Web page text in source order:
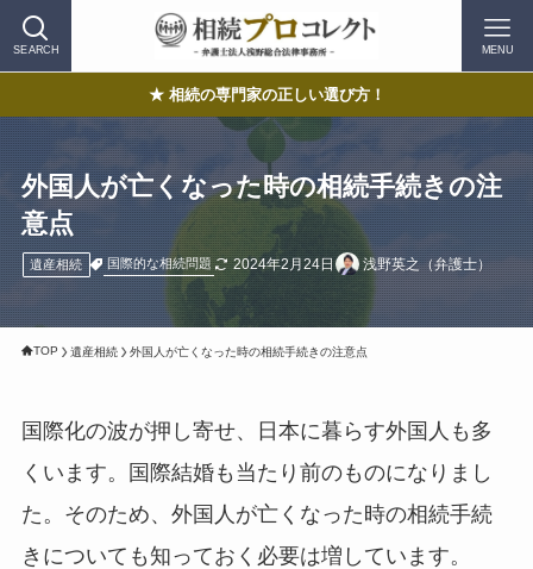
SEARCH MENU
★ 相続の専門家の正しい選び方！
外国人が亡くなった時の相続手続きの注
意点
遺産相続 国際的な相続問題 2024年2月24日 浅野英之（弁護士）
TOP 遺産相続 外国人が亡くなった時の相続手続きの注意点
国際化の波が押し寄せ、日本に暮らす外国人も多
くいます。国際結婚も当たり前のものになりまし
た。そのため、外国人が亡くなった時の相続手続
きについても知っておく必要は増しています。